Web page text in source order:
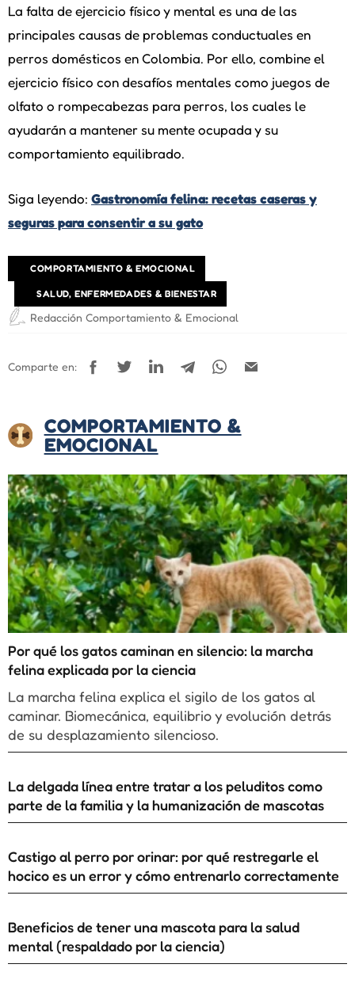
La falta de ejercicio físico y mental es una de las
principales causas de problemas conductuales en
perros domésticos en Colombia. Por ello, combine el
ejercicio físico con desafíos mentales como juegos de
olfato o rompecabezas para perros, los cuales le
ayudarán a mantener su mente ocupada y su
comportamiento equilibrado.
Siga leyendo: Gastronomía felina: recetas caseras y
seguras para consentir a su gato
COMPORTAMIENTO & EMOCIONAL
SALUD, ENFERMEDADES & BIENESTAR
Redacción Comportamiento & Emocional
Comparte en:
COMPORTAMIENTO &
EMOCIONAL
Por qué los gatos caminan en silencio: la marcha
felina explicada por la ciencia
La marcha felina explica el sigilo de los gatos al
caminar. Biomecánica, equilibrio y evolución detrás
de su desplazamiento silencioso.
La delgada línea entre tratar a los peluditos como
parte de la familia y la humanización de mascotas
Castigo al perro por orinar: por qué restregarle el
hocico es un error y cómo entrenarlo correctamente
Beneficios de tener una mascota para la salud
mental (respaldado por la ciencia)